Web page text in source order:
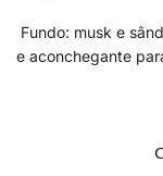
Fundo: musk e
e aconchegante